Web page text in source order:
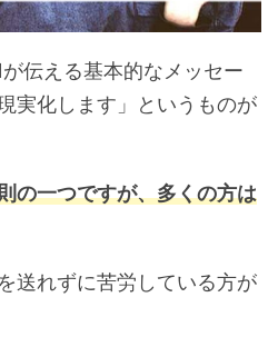
伝える基本的なメッセー
実化します」というものが
の一つですが、多くの方は
送れずに苦労している方が